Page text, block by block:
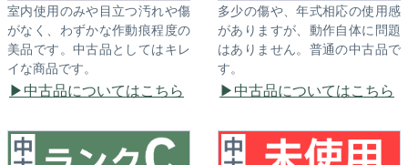
室内使用のみや目立つ汚れや傷
がなく、わずかな作動痕程度の
美品です。中古品としてはキレ
イな商品です。
中古品についてはこちら
多少の傷や、年式相応の使用感
がありますが、動作自体に問題
はありません。普通の中古品で
す。
中古品についてはこちら